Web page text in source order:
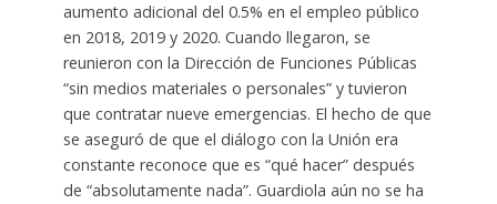
aumento adicional del 0.5% en el empleo público
en 2018, 2019 y 2020. Cuando llegaron, se
reunieron con la Dirección de Funciones Públicas
“sin medios materiales o personales” y tuvieron
que contratar nueve emergencias. El hecho de que
se aseguró de que el diálogo con la Unión era
constante reconoce que es “qué hacer” después
de “absolutamente nada”. Guardiola aún no se ha